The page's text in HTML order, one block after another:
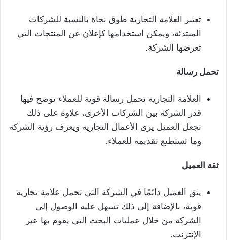
تعتبر العلامة التجارية طوق نجاة بالنسبة للشركات
المبتدئة، ويمكن استخدامها كإعلان عن المنتجات التي
تعرضها الشركة.
تحمل رسالة
العلامة التجارية تحمل رسالة قوية للعملاء توضح فيها
قدر الشركة بين الشركات الأخرى، علاوة على ذلك
تجعل العميل يرى الأعمال التجارية ويعرف رؤية الشركة
وما تستطيع تقديمه للعملاء.
ثقة العميل
يثق العميل دائمًا في الشركة التي تحمل علامة تجارية
قوية، بالإضافة إلى ذلك تسهل عليه الوصول إلى
الشركة من خلال عمليات البحث التي يقوم بها عبر
الإنترنت.